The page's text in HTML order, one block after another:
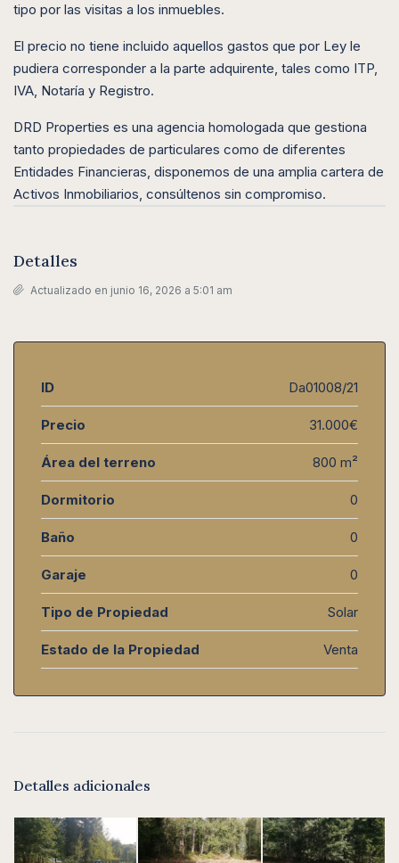
tipo por las visitas a los inmuebles.
El precio no tiene incluido aquellos gastos que por Ley le
pudiera corresponder a la parte adquirente, tales como ITP,
IVA, Notaría y Registro.
DRD Properties es una agencia homologada que gestiona
tanto propiedades de particulares como de diferentes
Entidades Financieras, disponemos de una amplia cartera de
Activos Inmobiliarios, consúltenos sin compromiso.
Detalles
Actualizado en junio 16, 2026 a 5:01 am
ID Da01008/21
Precio 31.000€
Área del terreno 800 m²
Dormitorio 0
Baño 0
Garaje 0
Tipo de Propiedad Solar
Estado de la Propiedad Venta
Detalles adicionales